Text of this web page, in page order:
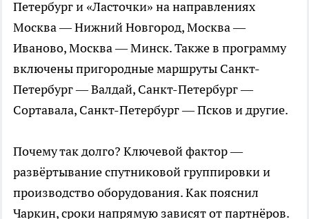
Петербург и «Ласточки» на направлениях
Москва — Нижний Новгород, Москва —
Иваново, Москва — Минск. Также в программу
включены пригородные маршруты Санкт-
Петербург — Валдай, Санкт-Петербург —
Сортавала, Санкт-Петербург — Псков и другие.
Почему так долго? Ключевой фактор —
развёртывание спутниковой группировки и
производство оборудования. Как пояснил
Чаркин, сроки напрямую зависят от партнёров.